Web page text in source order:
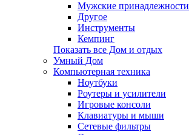
Мужские принадлежности
Другое
Инструменты
Кемпинг
Показать все Дом и отдых
Умный Дом
Компьютерная техника
Ноутбуки
Роутеры и усилители
Игровые консоли
Клавиатуры и мыши
Сетевые фильтры